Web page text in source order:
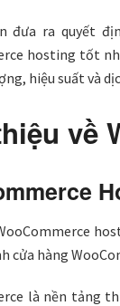
đưa ra quyết
hosting tốt
hiệu suất và
về
cửa hàng
là nền tảng